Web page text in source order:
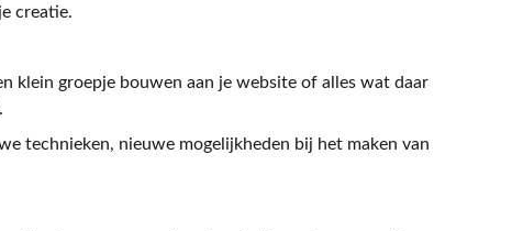
creatie.
klein groepje bouwen aan je website of alles wat daar
technieken, nieuwe mogelijkheden bij het maken van